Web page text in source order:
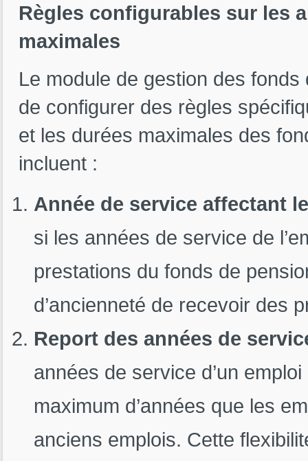
Règles configurables sur les
maximales
Le module de gestion des
de configurer des règles
et les durées maximales des
incluent :
Année de service affectant
si les années de service de
prestations du fonds de
d’ancienneté de recevoir des
Report des années de
années de service d’un
maximum d’années que les
anciens emplois. Cette